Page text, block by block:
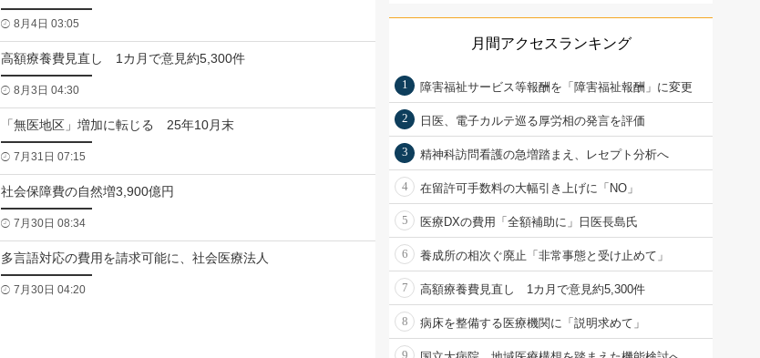
8月4日 03:05
高額療養費見直し 1カ月で意見約5,300件
8月3日 04:30
「無医地区」増加に転じる 25年10月末
7月31日 07:15
社会保障費の自然増3,900億円
7月30日 08:34
多言語対応の費用を請求可能に、社会医療法人
7月30日 04:20
月間アクセスランキング
1 障害福祉サービス等報酬を「障害福祉報酬」に変更
2 日医、電子カルテ巡る厚労相の発言を評価
3 精神科訪問看護の急増踏まえ、レセプト分析へ
4 在留許可手数料の大幅引き上げに「NO」
5 医療DXの費用「全額補助に」日医長島氏
6 養成所の相次ぐ廃止「非常事態と受け止めて」
7 高額療養費見直し 1カ月で意見約5,300件
8 病床を整備する医療機関に「説明求めて」
9